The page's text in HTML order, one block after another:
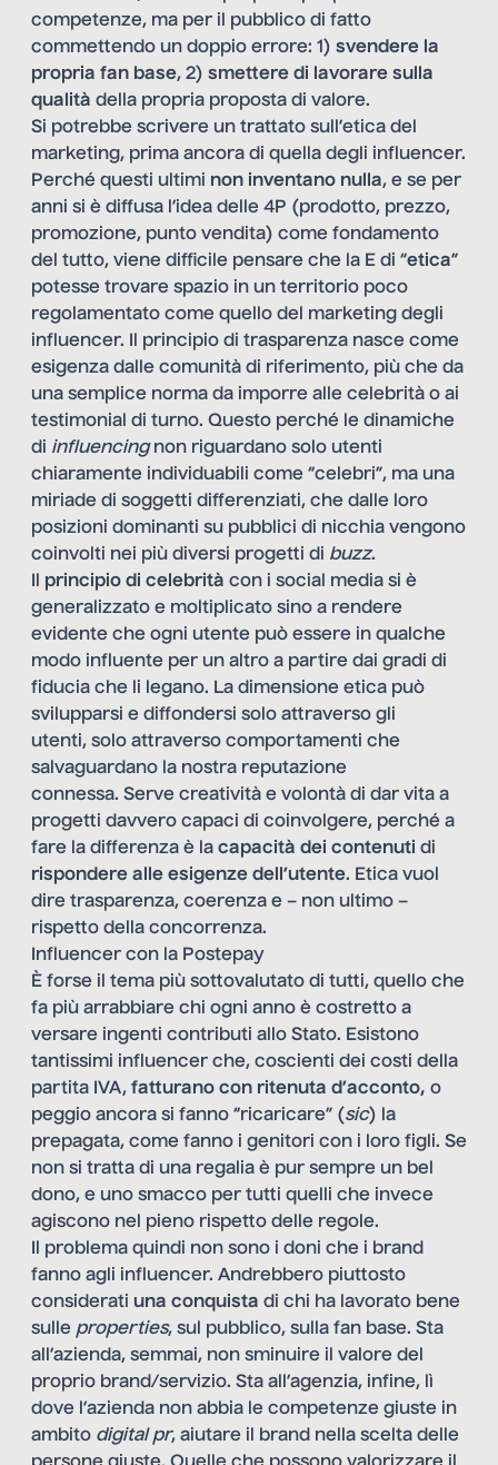
competenze, ma per il pubblico di fatto
commettendo un doppio errore: 1) svendere la
propria fan base, 2) smettere di lavorare sulla
qualità della propria proposta di valore.
Si potrebbe scrivere un trattato sull’etica del
marketing, prima ancora di quella degli influencer.
Perché questi ultimi non inventano nulla, e se per
anni si è diffusa l’idea delle 4P (prodotto, prezzo,
promozione, punto vendita) come fondamento
del tutto, viene difficile pensare che la E di “etica”
potesse trovare spazio in un territorio poco
regolamentato come quello del marketing degli
influencer. Il principio di trasparenza nasce come
esigenza dalle comunità di riferimento, più che da
una semplice norma da imporre alle celebrità o ai
testimonial di turno. Questo perché le dinamiche
di influencingnon riguardano solo utenti
chiaramente individuabili come “celebri”, ma una
miriade di soggetti differenziati, che dalle loro
posizioni dominanti su pubblici di nicchia vengono
coinvolti nei più diversi progetti di buzz.
principio di celebrità con i social media si è
generalizzato e moltiplicato sino a rendere
evidente che ogni utente può essere in qualche
modo influente per un altro a partire dai gradi di
fiducia che li legano. La dimensione etica può
svilupparsi e diffondersi solo attraverso gli
utenti, solo attraverso comportamenti che
salvaguardano la nostra reputazione
connessa. Serve creatività e volontà di dar vita a
progetti davvero capaci di coinvolgere, perché a
fare la differenza è la capacità dei contenuti di
rispondere alle esigenze dell’utente. Etica vuol
dire trasparenza, coerenza e – non ultimo –
rispetto della concorrenza.
Influencer con la Postepay
È forse il tema più sottovalutato di tutti, quello che
fa più arrabbiare chi ogni anno è costretto a
versare ingenti contributi allo Stato. Esistono
tantissimi influencer che, coscienti dei costi della
partita IVA, fatturano con ritenuta d’acconto, o
peggio ancora si fanno “ricaricare” (sic) la
prepagata, come fanno i genitori con i loro figli. Se
non si tratta di una regalia è pur sempre un bel
dono, e uno smacco per tutti quelli che invece
agiscono nel pieno rispetto delle regole.
Il problema quindi non sono i doni che i brand
fanno agli influencer. Andrebbero piuttosto
considerati una conquista di chi ha lavorato bene
sulle properties, sul pubblico, sulla fan base. Sta
all’azienda, semmai, non sminuire il valore del
proprio brand/servizio. Sta all’agenzia, infine, lì
dove l’azienda non abbia le competenze giuste in
ambito digital pr, aiutare il brand nella scelta delle